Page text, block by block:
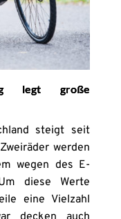
legt große
steigt seit
werden
wegen des E-
diese Werte
eine Vielzahl